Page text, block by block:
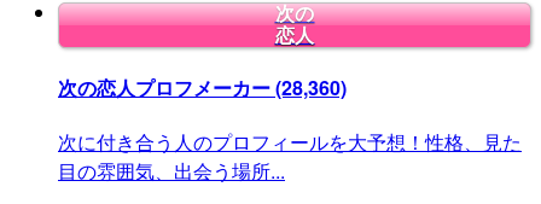
次の
恋人
次の恋人プロフメーカー(28,360)
次に付き合う人のプロフィールを大予想！性格、見た
目の雰囲気、出会う場所...